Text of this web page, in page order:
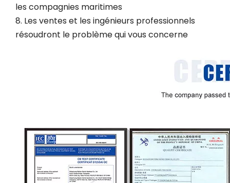
les compagnies maritimes
8. Les ventes et les ingénieurs professionnels
résoudront le problème qui vous concerne